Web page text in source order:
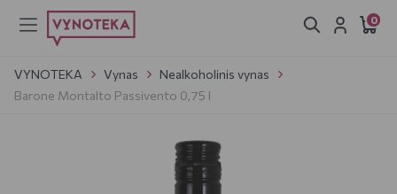
0
VYNOTEKA Vynas
Nealkoholinis vynas
Barone Montalto Passivento 0,75 l